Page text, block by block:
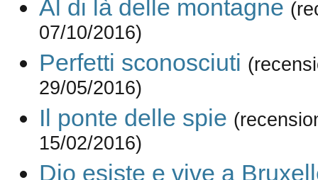
Al di là delle montagne
07/10/2016)
Perfetti sconosciuti
29/05/2016)
Il ponte delle spie
15/02/2016)
Dio esiste e vive a